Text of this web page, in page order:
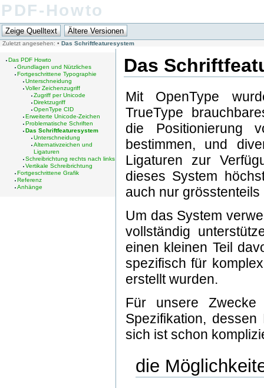
PDF-Howto
Zuletzt angesehen: • Das Schriftfeaturesystem
Das PDF Howto
Grundlagen und Nützliches
Fortgeschrittene Typographie
Unterschneidung
Voller Zeichenzugriff
Zugriff per Unicode
Direktzugriff
OpenType CID
Erweiterte Unicode-Zeichen
Problematische Schriften
Das Schriftfeaturesystem
Unterschneidung
Alternativzeichen und
Ligaturen
Schreibrichtung rechts nach links
Vertikale Schreibrichtung
Fortgeschrittene Grafik
Referenz
Anhänge
Das
Mit OpenType
TrueType
die Positionierung
bestimmen, und
Ligaturen zur
dieses System
auch nur
Um das System
vollständig
einen kleinen Teil
spezifisch für
erstellt wurden.
Für unsere
Spezifikation,
sich ist schon
die